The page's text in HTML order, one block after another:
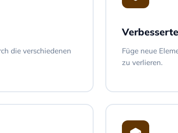
die verschiedenen
Füge neue
zu verlieren.